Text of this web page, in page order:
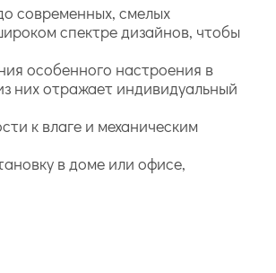
современных, смелых
спектре дизайнов, чтобы
особенного настроения в
них отражает индивидуальный
к влаге и механическим
в доме или офисе,